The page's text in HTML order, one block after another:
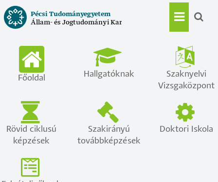
Ugrás
a
tartalomra
Pécsi Tudományegyetem
Állam- és Jogtudományi Kar
Main
Főoldal Hallgatóknak
Szaknyelvi
Vizsgaközpont
Rövid ciklusú
képzések
Szakirányú
továbbképzések
Doktori Iskola